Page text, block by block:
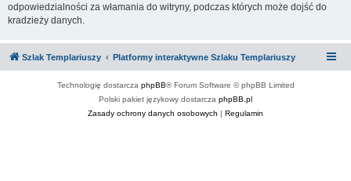
odpowiedzialności za włamania do witryny, podczas których może dojść do
kradzieży danych.
Szlak Templariuszy Platformy interaktywne Szlaku Templariuszy
Technologię dostarcza phpBB® Forum Software © phpBB Limited
Polski pakiet językowy dostarcza phpBB.pl
Zasady ochrony danych osobowych | Regulamin